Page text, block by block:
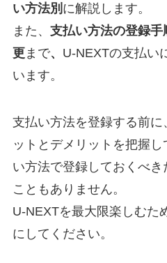
い方法別 に解説します。
また、 支払い方法の登録
更まで、 U-NEXTの支払い
います。
支払い方法を登録する前に
ットとデメリットを把握
い方法で登録しておくべ
こともありません。
U-NEXTを最大限楽しむた
にしてください。